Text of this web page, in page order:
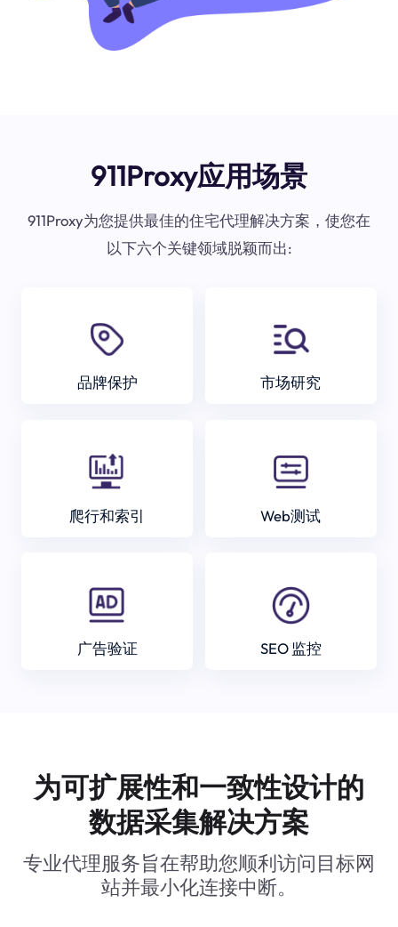
911Proxy应用场景
911Proxy为您提供最佳的住宅代理解决方案，使您在
以下六个关键领域脱颖而出:
品牌保护 市场研究
爬行和索引 Web测试
广告验证 SEO 监控
为可扩展性和一致性设计的
数据采集解决方案
专业代理服务旨在帮助您顺利访问目标网
站并最小化连接中断。